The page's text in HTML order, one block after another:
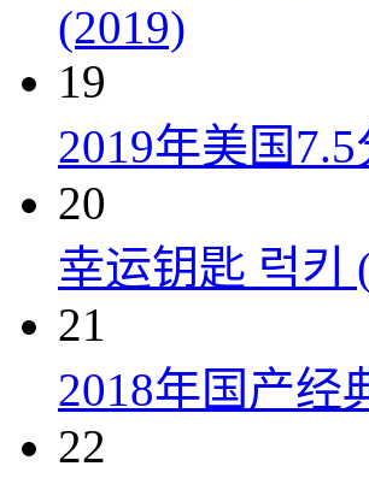
(2019)
19
2019年美国
20
幸运钥匙 럭키
21
2018年国产经
22